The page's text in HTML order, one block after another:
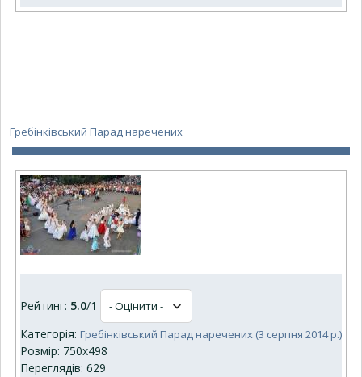
Гребінківський Парад наречених
Рейтинг: 5.0/1
Категорія: Гребінківський Парад наречених (3 серпня 2014 р.)
Розмір: 750x498
Переглядів: 629